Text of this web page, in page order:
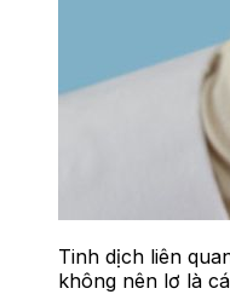
Tinh dịch liên
không nên lơ là